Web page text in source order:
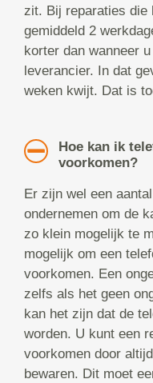
zit. Bij reparaties die
gemiddeld 2
korter dan wanneer
leverancier. In dat
weken kwijt. Dat is
Hoe kan ik
voorkomen?
Er zijn wel een
ondernemen om de
zo klein mogelijk te
mogelijk om een
voorkomen. Een
zelfs als het geen
kan het zijn dat de
worden. U kunt een
voorkomen door
bewaren. Dit moet